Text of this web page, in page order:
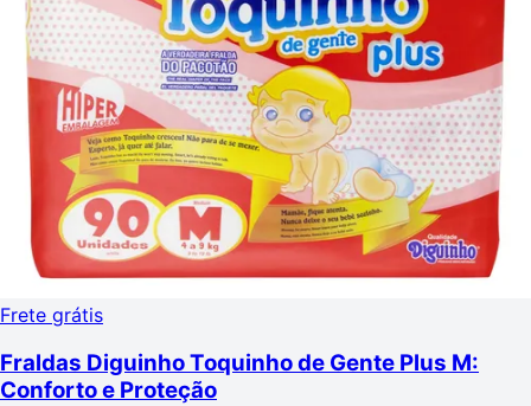
Frete grátis
Fraldas Diguinho Toquinho de Gente Plus M:
Conforto e Proteção